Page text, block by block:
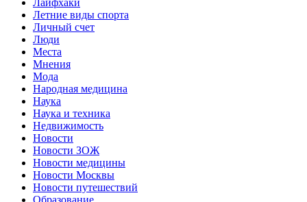
Летние виды спорта
Личный счет
Люди
Места
Мнения
Мода
Народная медицина
Наука
Наука и техника
Недвижимость
Новости
Новости ЗОЖ
Новости медицины
Новости Москвы
Новости путешествий
Образование